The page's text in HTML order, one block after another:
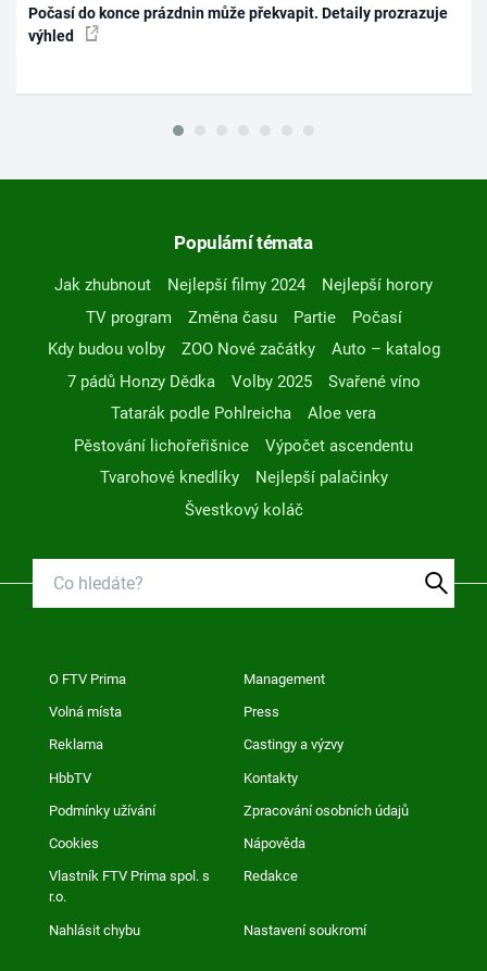
Počasí do konce prázdnin může překvapit. Detaily prozrazuje
výhled
Populární témata
Jak zhubnout Nejlepší filmy 2024
Nejlepší horory
TV program
Změna času Partie
Počasí
Kdy budou volby
ZOO Nové začátky
Auto – katalog
7 pádů Honzy Dědka
Volby 2025
Svařené víno
Tatarák podle Pohlreicha
Aloe vera
Pěstování lichořeřišnice
Výpočet ascendentu
Tvarohové knedlíky
Nejlepší palačinky
Švestkový koláč
O FTV Prima Management
Volná místa Press
Reklama Castingy a výzvy
HbbTV Kontakty
Podmínky užívání Zpracování osobních údajů
Cookies Nápověda
Vlastník FTV Prima spol. s
r.o.
Redakce
Nahlásit chybu Nastavení soukromí